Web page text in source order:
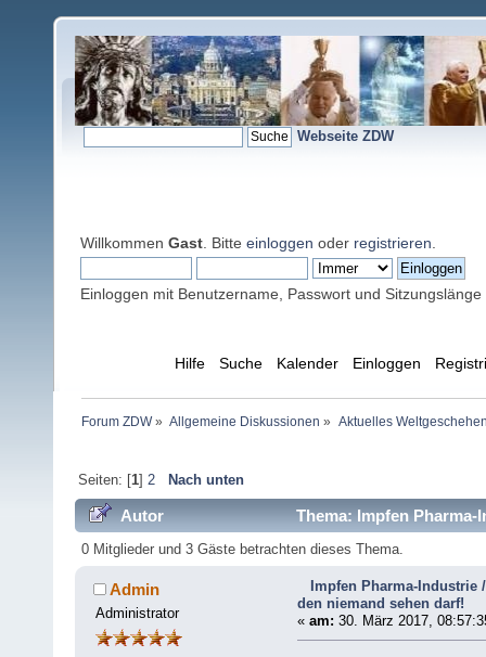
Webseite ZDW
Willkommen Gast . Bitte einloggen oder registrieren
Einloggen mit Benutzername, Passwort und Sitzungslänge
Hilfe Suche Kalender Einloggen
Forum ZDW» Allgemeine Diskussionen » Aktuelles
Seiten: [1] 2 Nach unten
Autor
Thema: Impfen
44960 mal)
0 Mitglieder und 3 Gäste betrachten dieses Thema.
Admin
Administrator
Impfen Pharma-Industrie
den niemand sehen darf!
« am: 30. März 2017,